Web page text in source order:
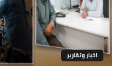
اخبار وتقارير